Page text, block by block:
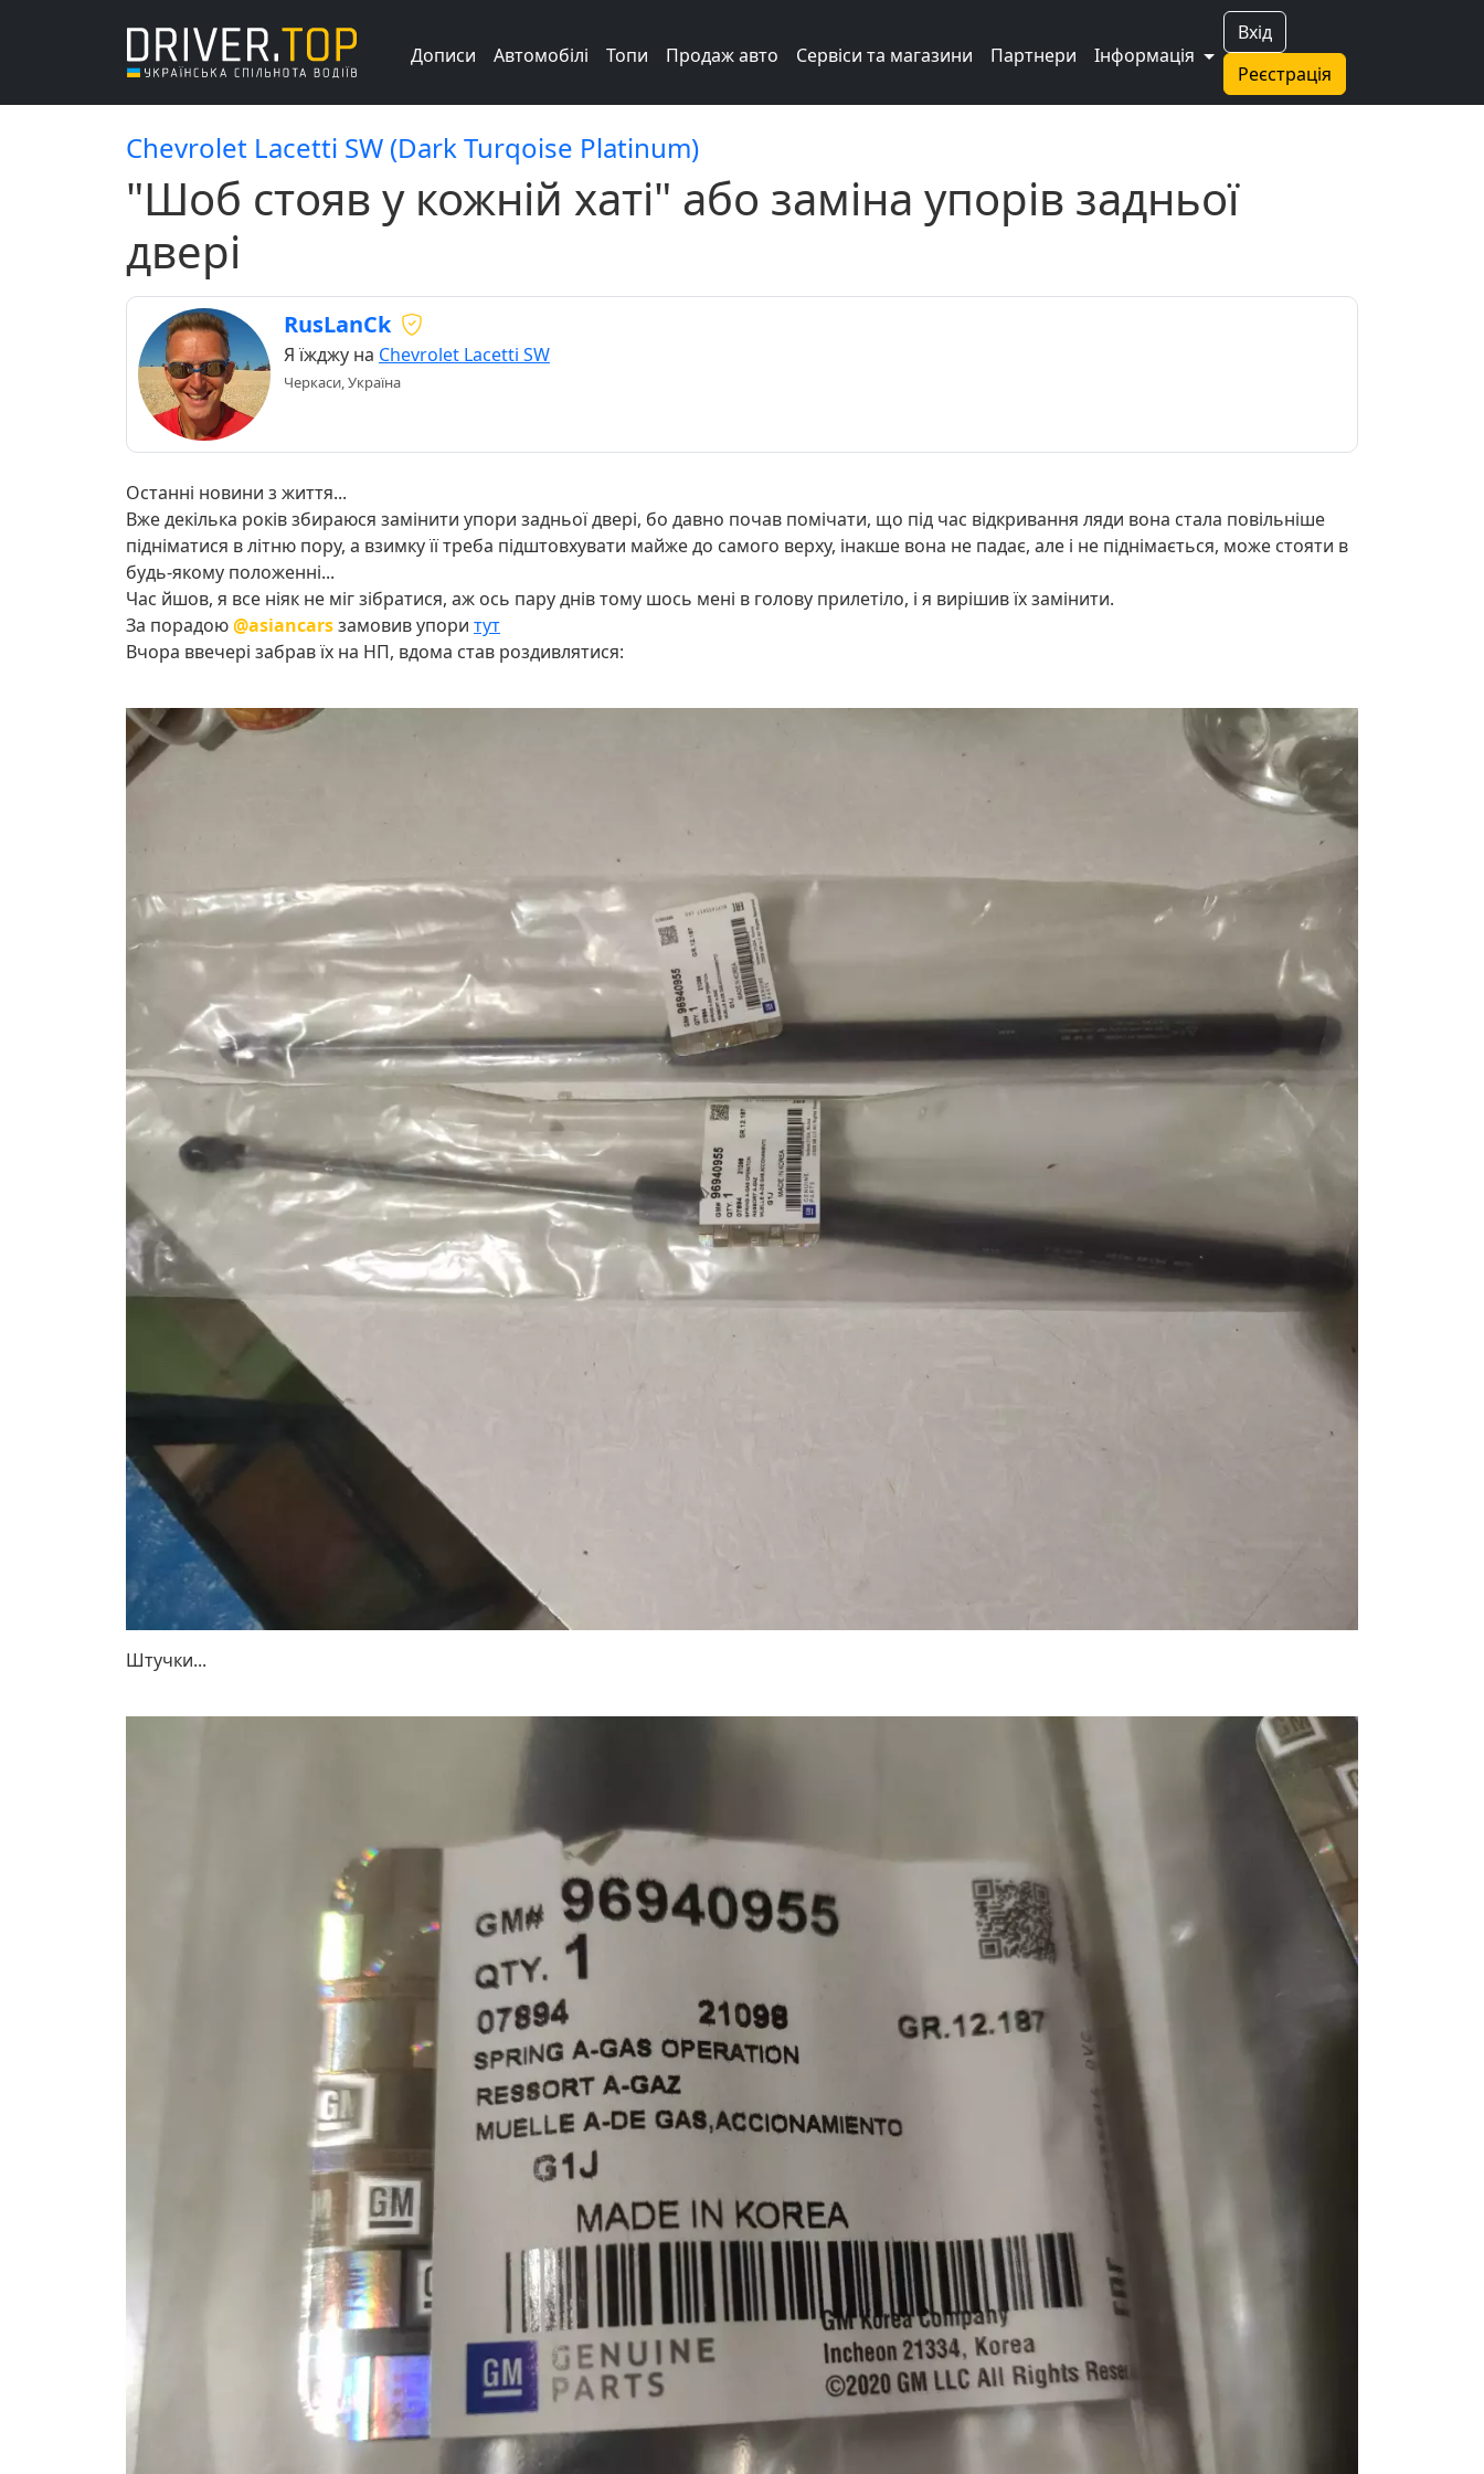
Вхід
Реєстрація
Дописи Автомобілі Топи Продаж авто Сервіси та магазини Партнери Інформація
Chevrolet Lacetti SW (Dark Turqoise Platinum)
"Шоб стояв у кожній хаті" або заміна упорів задньої
двері
RusLanCk
Я їжджу на Chevrolet Lacetti SW
Черкаси, Україна
Останні новини з життя...
Вже декілька років збираюся замінити упори задньої двері, бо давно почав помічати, що під час відкривання ляди вона стала повільніше
підніматися в літню пору, а взимку її треба підштовхувати майже до самого верху, інакше вона не падає, але і не піднімається, може стояти в
будь-якому положенні...
Час йшов, я все ніяк не міг зібратися, аж ось пару днів тому шось мені в голову прилетіло, і я вирішив їх замінити.
За порадою@asiancarsзамовив упори тут
Вчора ввечері забрав їх на НП, вдома став роздивлятися:
Штучки...